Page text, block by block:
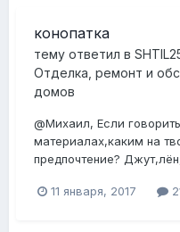
конопатка
тему ответил в
Отделка, ремонт и
домов
@Михаил, Если
материалах,каким на
предпочтение?
11 января, 2017